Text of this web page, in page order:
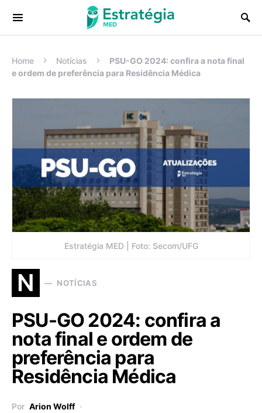
Procurar:
Home Notícias
PSU-GO 2024: confira a nota final
e ordem de preferência para Residência Médica
Estratégia MED | Foto: Secom/UFG
N NOTÍCIAS
PSU-GO 2024: confira a
nota final e ordem de
preferência para
Residência Médica
Por Arion Wolff